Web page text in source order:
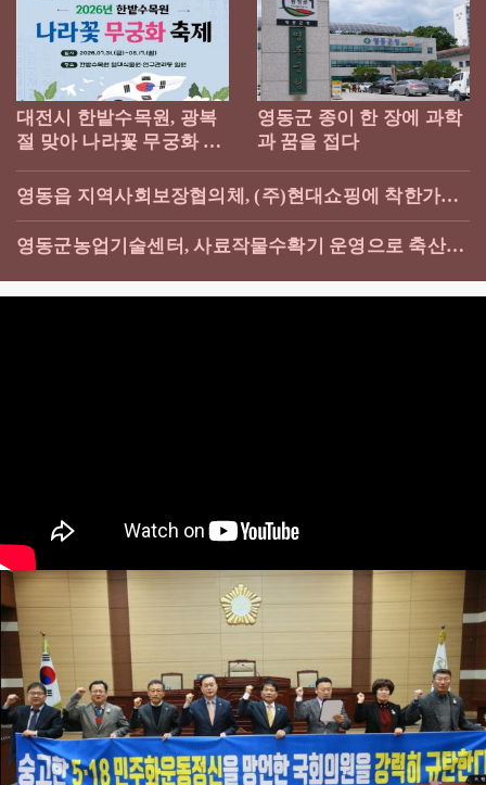
대전시 한밭수목원, 광복
절 맞아 나라꽃 무궁화 축
제 개최
영동군 종이 한 장에 과학
과 꿈을 접다
영동읍 지역사회보장협의체, (주)현대쇼핑에 착한가게
현판 전달
영동군농업기술센터, 사료작물수확기 운영으로 축산농